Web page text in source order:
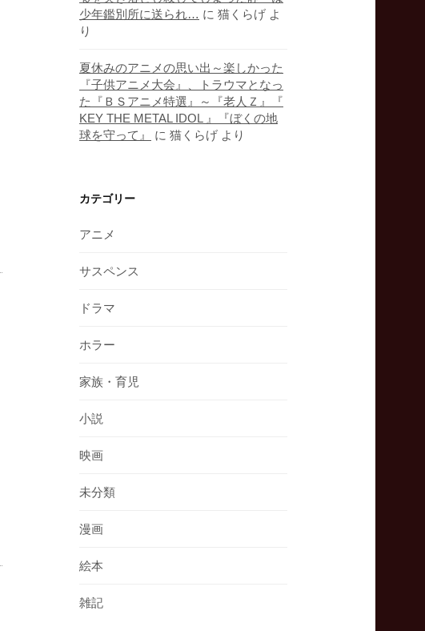
少年鑑別所に送られ… に 猫くらげ よ
り
夏休みのアニメの思い出～楽しかった
『子供アニメ大会』、トラウマとなっ
た『ＢＳアニメ特選』～『老人Ｚ』『
KEY THE METAL IDOL 』『ぼくの地
球を守って』
に 猫くらげ より
カテゴリー
アニメ
サスペンス
ドラマ
ホラー
家族・育児
小説
映画
未分類
漫画
絵本
雑記